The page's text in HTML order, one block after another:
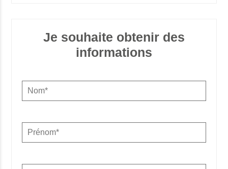
Je souhaite obtenir des
informations